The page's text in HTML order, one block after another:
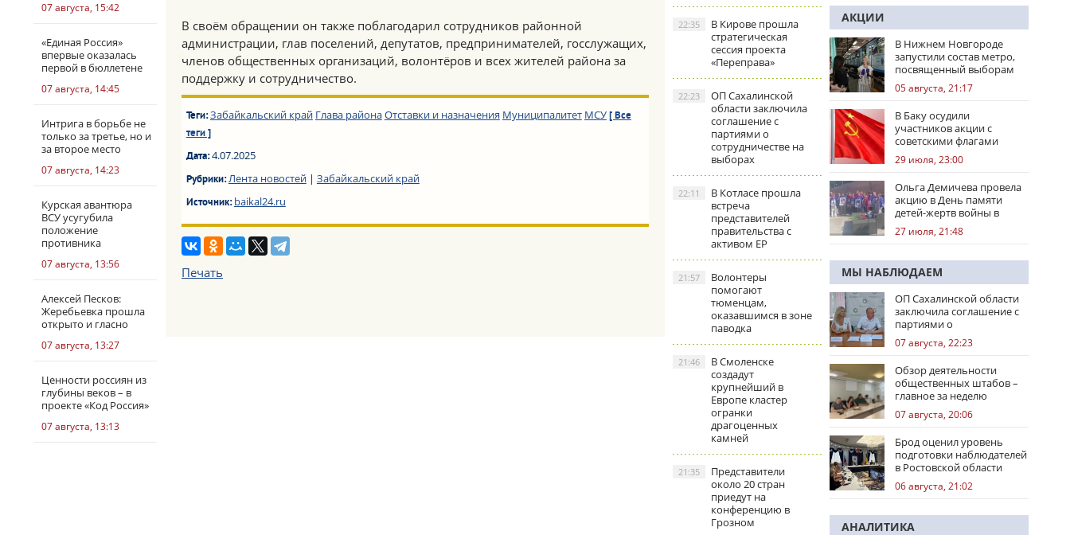
07 августа, 15:42
«Единая Россия»
впервые оказалась
первой в бюллетене
07 августа, 14:45
Интрига в борьбе не
только за третье, но и
за второе место
07 августа, 14:23
Курская авантюра
ВСУ усугубила
положение
противника
07 августа, 13:56
Алексей Песков:
Жеребьевка прошла
открыто и гласно
07 августа, 13:27
Ценности россиян из
глубины веков – в
проекте «Код Россия»
07 августа, 13:13
В своём обращении он также поблагодарил сотрудников районной
администрации, глав поселений, депутатов, предпринимателей, госслужащих,
членов общественных организаций, волонтёров и всех жителей района за
поддержку и сотрудничество.
Теги:Забайкальский край Глава районаОтставки и назначения Муниципалитет МСУ [ Все
теги ]
Дата:4.07.2025
Рубрики:Лента новостей| Забайкальский край
Источник:baikal24.ru
Печать
В Кирове прошла
стратегическая
сессия проекта
«Переправа»
22:35
ОП Сахалинской
области заключила
соглашение с
партиями о
сотрудничестве на
выборах
22:23
В Котласе прошла
встреча
представителей
правительства с
активом ЕР
22:11
Волонтеры
помогают
тюменцам,
оказавшимся в зоне
паводка
21:57
В Смоленске
создадут
крупнейший в
Европе кластер
огранки
драгоценных
камней
21:46
Представители
около 20 стран
приедут на
конференцию в
Грозном
21:35
АКЦИИ
В Нижнем Новгороде
запустили состав метро,
посвященный выборам
05 августа, 21:17
В Баку осудили
участников акции с
советскими флагами
29 июля, 23:00
Ольга Демичева провела
акцию в День памяти
детей-жертв войны в
Донбассе
27 июля, 21:48
МЫ НАБЛЮДАЕМ
ОП Сахалинской области
заключила соглашение с
партиями о
сотрудничестве на
выборах
07 августа, 22:23
Обзор деятельности
общественных штабов –
главное за неделю
07 августа, 20:06
Брод оценил уровень
подготовки наблюдателей
в Ростовской области
06 августа, 21:02
АНАЛИТИКА